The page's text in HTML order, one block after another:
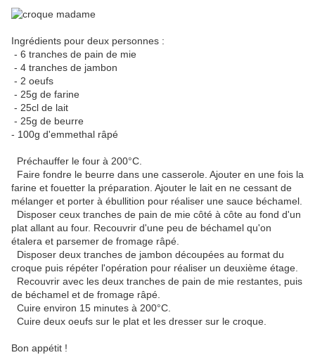
Ingrédients pour deux personnes :
- 6 tranches de pain de mie
- 4 tranches de jambon
- 2 oeufs
- 25g de farine
- 25cl de lait
- 25g de beurre
- 100g d'emmethal râpé
Préchauffer le four à 200°C.
Faire fondre le beurre dans une casserole. Ajouter en une fois la
farine et fouetter la préparation. Ajouter le lait en ne cessant de
mélanger et porter à ébullition pour réaliser une sauce béchamel.
Disposer ceux tranches de pain de mie côté à côte au fond d'un
plat allant au four. Recouvrir d'une peu de béchamel qu'on
étalera et parsemer de fromage râpé.
Disposer deux tranches de jambon découpées au format du
croque puis répéter l'opération pour réaliser un deuxième étage.
Recouvrir avec les deux tranches de pain de mie restantes, puis
de béchamel et de fromage râpé.
Cuire environ 15 minutes à 200°C.
Cuire deux oeufs sur le plat et les dresser sur le croque.
Bon appétit !